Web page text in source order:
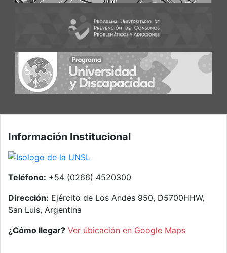
Información Institucional
Teléfono: +54 (0266) 4520300
Dirección: Ejército de Los Andes 950, D5700HHW,
San Luis, Argentina
¿Cómo llegar? Ver úbicación en Google Maps